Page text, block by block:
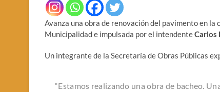
Avanza una obra de renovación del pavimento en
Municipalidad e impulsada por el intendenteCarlos
Un integrante de la Secretaría de Obras Públicas
“Estamos realizando una obra de bacheo.